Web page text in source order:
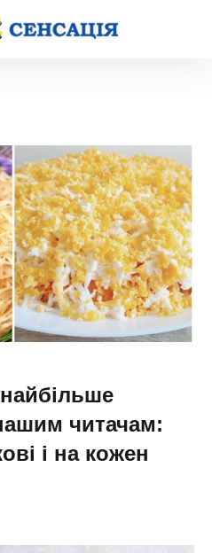
найбільше
читачам:
і на кожен